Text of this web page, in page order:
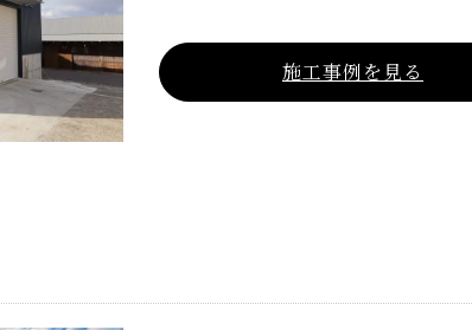
施工事例を見る